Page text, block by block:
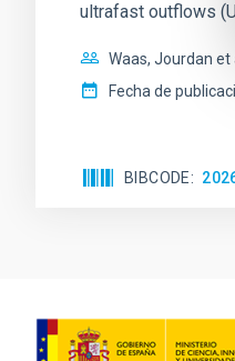
ultrafast outflows
Waas, Jourdan et
Fecha de
BIBCODE